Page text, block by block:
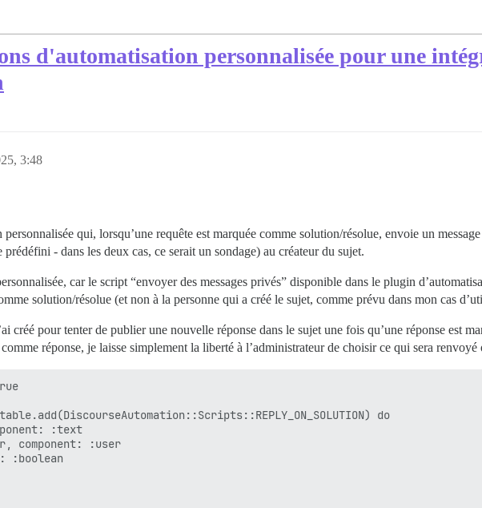
d'automatisation personnalisée pour une
3:48
personnalisée qui, lorsqu’une requête est marquée comme solution/résolue, envoie un
- dans les deux cas, ce serait un sondage) au créateur du sujet.
car le script “envoyer des messages privés” disponible dans le plugin
solution/résolue (et non à la personne qui a créé le sujet, comme prévu dans mon cas
créé pour tenter de publier une nouvelle réponse dans le sujet une fois qu’une réponse est
réponse, je laisse simplement la liberté à l’administrateur de choisir ce qui sera
do
:text
component: :user
:boolean